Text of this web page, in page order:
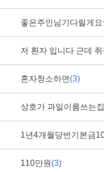
좋은주인님기다릴게
저 환자 입니다 근데
혼자청소하면(3)
상호가 과일이름쓰는
1년4개월당번기본금
110만원(3)